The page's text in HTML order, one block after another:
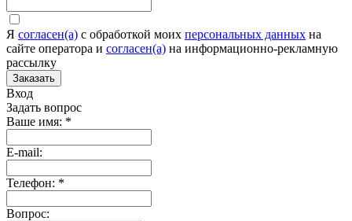
Я согласен(а) c обработкой моих персональных данных на
сайте оператора и согласен(а) на информационно-рекламную
рассылку
Заказать
Вход
Задать вопрос
Ваше имя: *
E-mail:
Телефон: *
Вопрос: